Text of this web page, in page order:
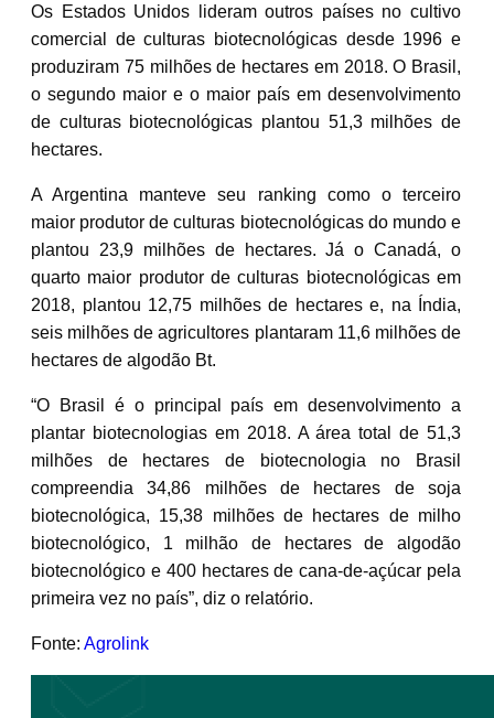
Os Estados Unidos lideram outros países no cultivo
comercial de culturas biotecnológicas desde 1996 e
produziram 75 milhões de hectares em 2018. O Brasil,
o segundo maior e o maior país em desenvolvimento
de culturas biotecnológicas plantou 51,3 milhões de
hectares.
A Argentina manteve seu ranking como o terceiro
maior produtor de culturas biotecnológicas do mundo e
plantou 23,9 milhões de hectares. Já o Canadá, o
quarto maior produtor de culturas biotecnológicas em
2018, plantou 12,75 milhões de hectares e, na Índia,
seis milhões de agricultores plantaram 11,6 milhões de
hectares de algodão Bt.
“O Brasil é o principal país em desenvolvimento a
plantar biotecnologias em 2018. A área total de 51,3
milhões de hectares de biotecnologia no Brasil
compreendia 34,86 milhões de hectares de soja
biotecnológica, 15,38 milhões de hectares de milho
biotecnológico, 1 milhão de hectares de algodão
biotecnológico e 400 hectares de cana-de-açúcar pela
primeira vez no país”, diz o relatório.
Fonte: Agrolink